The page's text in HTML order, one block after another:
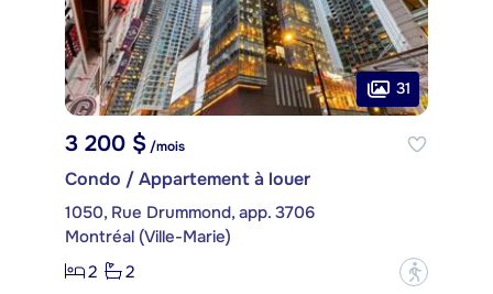
31
3 200 $ /mois
Condo / Appartement à louer
1050, Rue Drummond, app. 3706
Montréal (Ville-Marie)
2
2 ?